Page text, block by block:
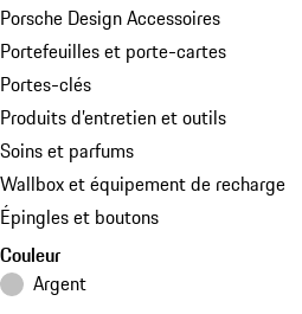
Porsche Design Accessoires
Portefeuilles et porte-cartes
Portes-clés
Produits d’entretien et outils
Soins et parfums
Wallbox et équipement de recharge
Épingles et boutons
Couleur
Argent